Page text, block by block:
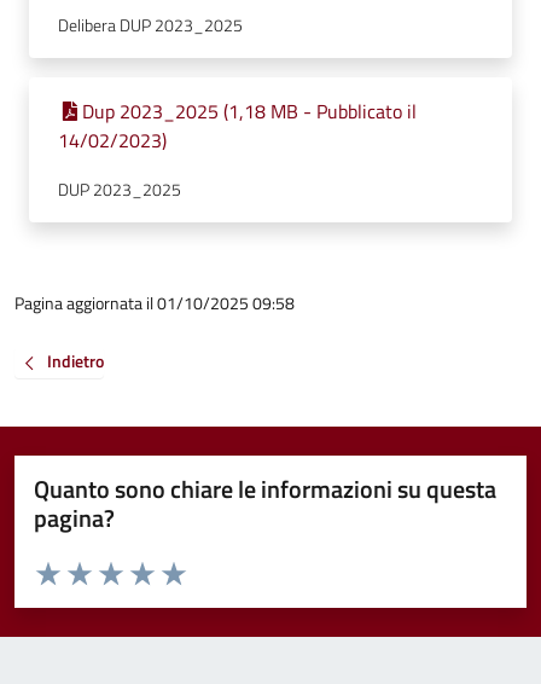
Delibera DUP 2023_2025
Dup 2023_2025 (1,18 MB - Pubblicato il
14/02/2023)
DUP 2023_2025
Pagina aggiornata il 01/10/2025 09:58
Indietro
Quanto sono chiare le informazioni su questa
pagina?
Valuta da 1 a 5 stelle la pagina
Valuta 5 stelle su 5
Valuta 4 stelle su 5
Valuta 3 stelle su 5
Valuta 2 stelle su 5
Valuta 1 stelle su 5